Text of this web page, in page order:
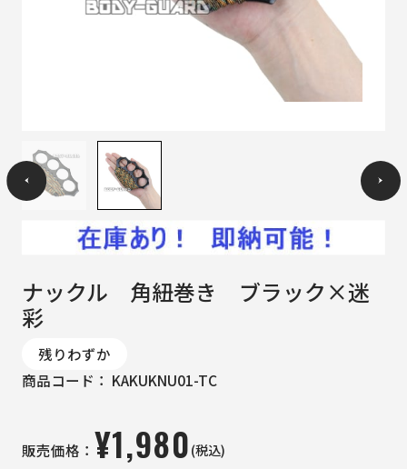
ナックル 角紐巻き ブラック×迷
彩
残りわずか
商品コード： KAKUKNU01-TC
販売価格： ¥1,980(税込)